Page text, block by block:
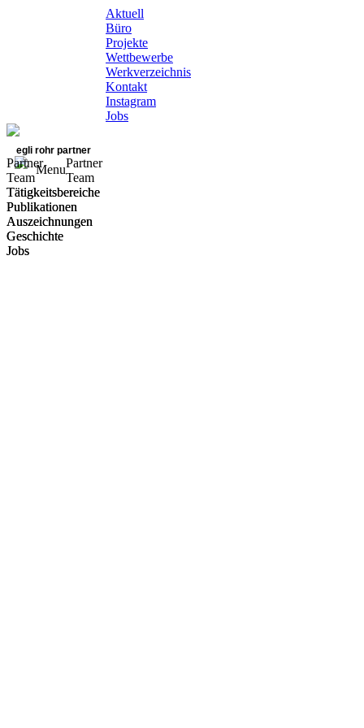
Aktuell
Büro
Projekte
Wettbewerbe
Werkverzeichnis
Kontakt
Instagram
Jobs
egli rohr partner
Menu
Partner
Team
Tätigkeitsbereiche
Publikationen
Auszeichnungen
Geschichte
Jobs
Partner
Team
Tätigkeitsbereiche
Publikationen
Auszeichnungen
Geschichte
Jobs